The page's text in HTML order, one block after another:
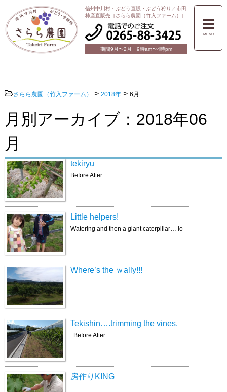
信州中川村・ぶどう直販・ぶどう狩り／市田
柿産直販売［さらら農園（竹入ファーム）］
期間9月〜2月 9時am〜4時pm
MENU
さらら農園（竹入ファーム） > 2018年> 6月
月別アーカイブ：2018年06
月
tekiryu
Before After
Little helpers!
Watering and then a giant caterpillar… lo
Where’s the ｗally!!!
Tekishin….trimming the vines.
Before After
房作りKING